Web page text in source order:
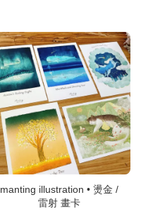
manting illustration • 燙金 /
雷射 畫卡